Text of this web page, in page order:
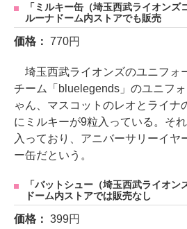
「ミルキー缶（埼玉西武ライオン
ルーナドーム内ストアでも販売
価格： 770円
埼玉西武ライオンズのユニフォ
チーム「bluelegends」のユニフ
ゃん、マスコットのレオとライナ
にミルキーが9粒入っている。そ
入っており、アニバーサリーイヤ
ー缶だという。
「バットシュー（埼玉西武ライオ
ドーム内ストアでは販売なし
価格： 399円